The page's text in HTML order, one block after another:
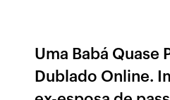
Uma Babá Quase
Dublado Online.